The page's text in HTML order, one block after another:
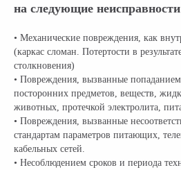
на следующие
• Механические повреждения, как
(каркас сломан. Потертости в
столкновения)
• Повреждения, вызванные
посторонних предметов, веществ,
животных, протечкой электролита,
• Повреждения, вызванные
стандартам параметров питающих,
кабельных сетей.
• Несоблюдением сроков и периода